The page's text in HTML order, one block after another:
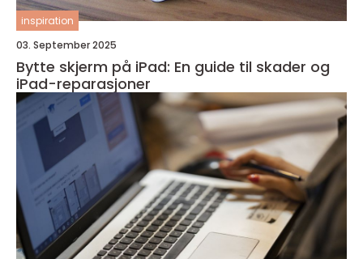
inspiration
03. September 2025
Bytte skjerm på iPad: En guide til skader og
iPad-reparasjoner